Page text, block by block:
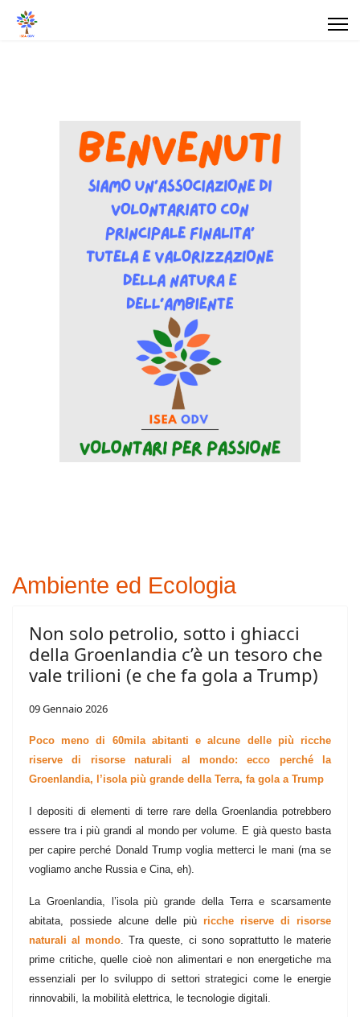
Ambiente ed Ecologia
Non solo petrolio, sotto i ghiacci
della Groenlandia c’è un tesoro che
vale trilioni (e che fa gola a Trump)
09 Gennaio 2026
Poco meno di 60mila abitanti e alcune delle più ricche
riserve di risorse naturali al mondo: ecco perché la
Groenlandia, l’isola più grande della Terra, fa gola a Trump
I depositi di elementi di terre rare della Groenlandia potrebbero
essere tra i più grandi al mondo per volume. E già questo basta
per capire perché Donald Trump voglia metterci le mani (ma se
vogliamo anche Russia e Cina, eh).
La Groenlandia, l’isola più grande della Terra e scarsamente
abitata, possiede alcune delle più ricche riserve di risorse
naturali al mondo. Tra queste, ci sono soprattutto le materie
prime critiche, quelle cioè non alimentari e non energetiche ma
essenziali per lo sviluppo di settori strategici come le energie
rinnovabili, la mobilità elettrica, le tecnologie digitali.